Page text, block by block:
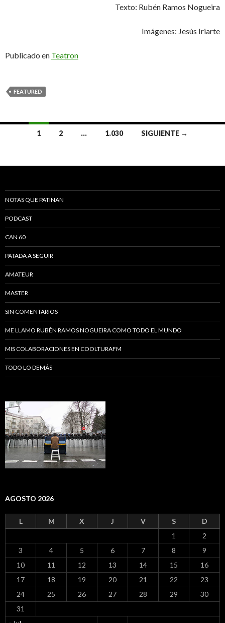
Texto: Rubén Ramos Nogueira
Imágenes: Jesús Iriarte
Publicado en Teatron
FEATURED
1 2 … 1.030 SIGUIENTE →
NOTAS QUE PATINAN
PODCAST
CAN 60
PATADA A SEGUIR
AMATEUR
MASTER
SIN COMENTARIOS
ME LLAMO RUBÉN RAMOS NOGUEIRA COMO TODO EL MUNDO
MIS COLABORACIONES EN COOLTURAFM
TODO LO DEMÁS
AGOSTO 2026
L M X J V S D
1
2
3
4 5 6 7 8
9
10
11 12 13 14 15
16
17
18 19 20 21 22
23
24
25 26 27 28 29
30
31